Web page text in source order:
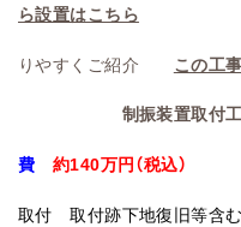
ら設置はこちら
りやすくご紹介 この工
制振装置取付工
費
約140万円（税込）
取付 取付跡下地復旧等含む